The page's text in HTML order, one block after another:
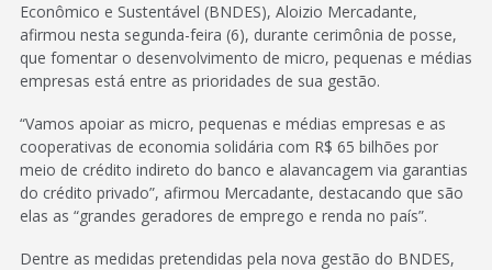
Econômico e Sustentável (BNDES), Aloizio Mercadante,
afirmou nesta segunda-feira (6), durante cerimônia de posse,
que fomentar o desenvolvimento de micro, pequenas e médias
empresas está entre as prioridades de sua gestão.
“Vamos apoiar as micro, pequenas e médias empresas e as
cooperativas de economia solidária com R$ 65 bilhões por
meio de crédito indireto do banco e alavancagem via garantias
do crédito privado”, afirmou Mercadante, destacando que são
elas as “grandes geradores de emprego e renda no país”.
Dentre as medidas pretendidas pela nova gestão do BNDES,